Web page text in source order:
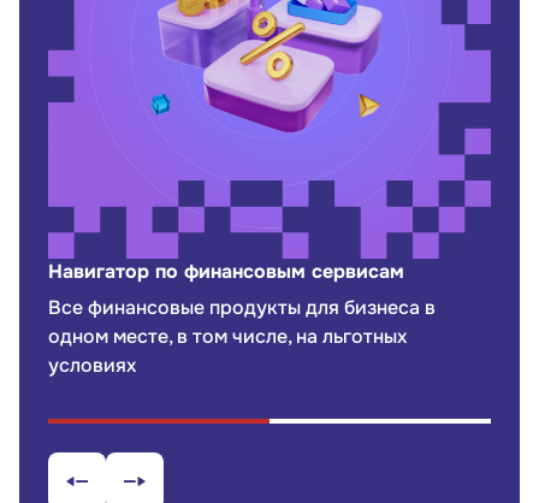
Навигатор по финансовым сервисам
Все финансовые продукты для бизнеса в
одном месте, в том числе, на льготных
условиях